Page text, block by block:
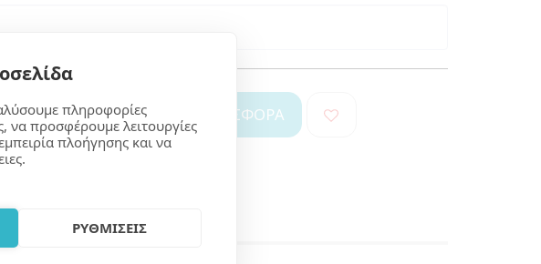
ΖΗΤΉΣΤΕ ΠΡΟΣΦΟΡΆ
πληροφορίες
να προσφέρουμε λειτουργίες
πλοήγησης και να
ΡΥΘΜΙΣΕΙΣ